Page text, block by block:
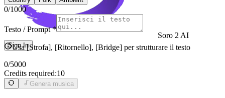
Soro 2 AI
Sign In
0/1000
Testo / Prompt*
Usa [Strofa], [Ritornello], [Bridge] per strutturare il testo
0/5000
Credits required:10
Genera musica